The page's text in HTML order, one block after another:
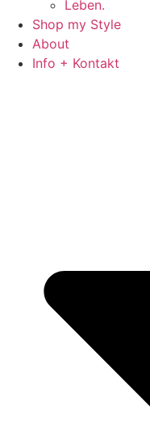
Leben.
Shop my Style
About
Info + Kontakt